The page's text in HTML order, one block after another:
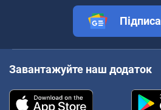
Завантажуйте наш додаток